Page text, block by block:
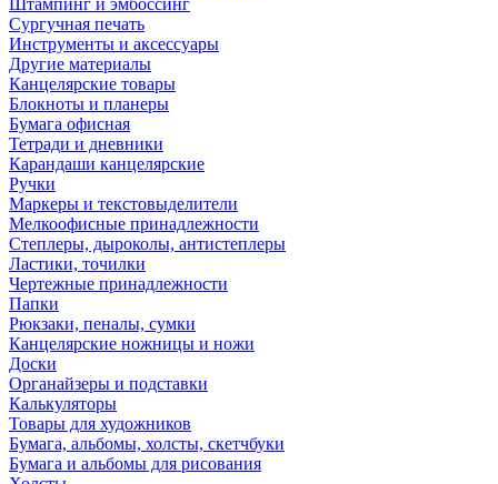
Штампинг и эмбоссинг
Сургучная печать
Инструменты и аксессуары
Другие материалы
Канцелярские товары
Блокноты и планеры
Бумага офисная
Тетради и дневники
Карандаши канцелярские
Ручки
Маркеры и текстовыделители
Мелкоофисные принадлежности
Степлеры, дыроколы, антистеплеры
Ластики, точилки
Чертежные принадлежности
Папки
Рюкзаки, пеналы, сумки
Канцелярские ножницы и ножи
Доски
Органайзеры и подставки
Калькуляторы
Товары для художников
Бумага, альбомы, холсты, скетчбуки
Бумага и альбомы для рисования